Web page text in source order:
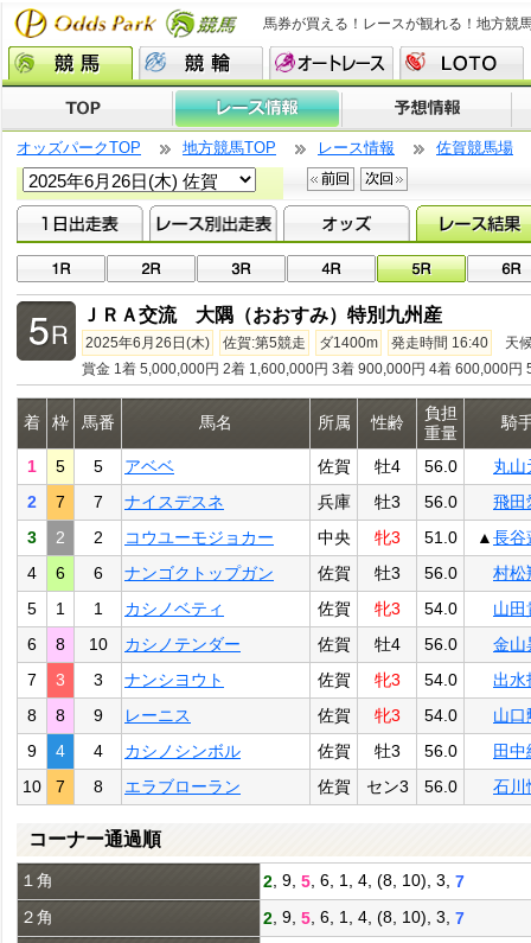
馬券が買える！レースが観れる！地方競
オッズパークTOP 地方競馬TOP レース情報 佐賀競馬場
ＪＲＡ交流 大隅（おおすみ）特別九州産
2025年6月26日(木) 佐賀:第5競走 ダ1400m 発走時間 16:40
天
賞金 1着 5,000,000円 2着 1,600,000円 3着 900,000円 4着 600,000円
着 枠 馬番 馬名 所属 性齢
負担
重量
騎
1 5 5 アベベ 佐賀 牡4 56.0
丸山
2
7 7 ナイスデスネ 兵庫 牡3 56.0
飛田
3
2 2 コウユーモジョカー 中央 牝3 51.0 ▲長谷
4
6 6 ナンゴクトップガン 佐賀 牡3 56.0
村松
5
1 1 カシノベティ 佐賀 牝3 54.0
山田
6
8 10 カシノテンダー 佐賀 牡4 56.0
金山
7
3 3 ナンシヨウト 佐賀 牝3 54.0
出水
8
8 9 レーニス 佐賀 牝3 54.0
山口
9
4 4 カシノシンボル 佐賀 牡3 56.0
田中
10
7 8 エラブローラン 佐賀 セン3 56.0 石川
コーナー通過順
１角 2 , 9, 5 , 6, 1, 4, (8, 10), 3, 7
２角
2 , 9, 5 , 6, 1, 4, (8, 10), 3, 7